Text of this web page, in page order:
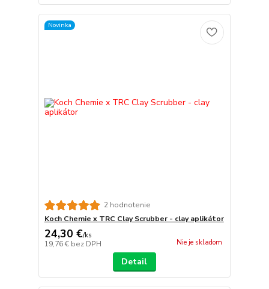
Novinka
2 hodnotenie
Koch Chemie x TRC Clay Scrubber - clay aplikátor
24,30 €/ks
19,76 € bez DPH Nie je skladom
Detail